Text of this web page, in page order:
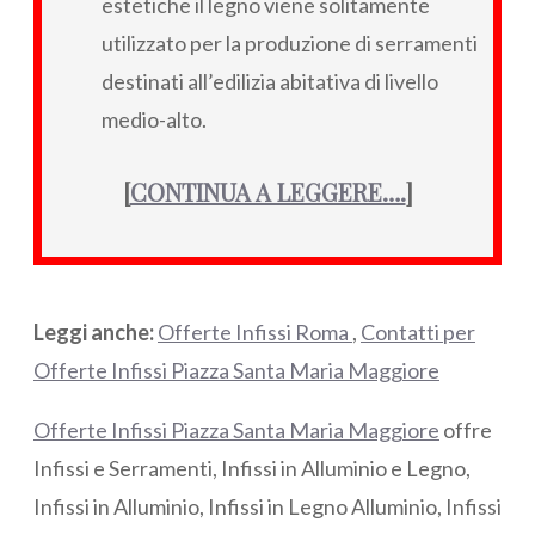
utilizzato per la produzione di serramenti
destinati all’edilizia abitativa di livello
medio-alto.
[CONTINUA A LEGGERE….]
Leggi anche:Offerte Infissi Roma , Contatti per
Offerte Infissi Piazza Santa Maria Maggiore
Offerte Infissi Piazza Santa Maria Maggiore offre
Infissi e Serramenti, Infissi in Alluminio e Legno,
Infissi in Alluminio, Infissi in Legno Alluminio, Infissi